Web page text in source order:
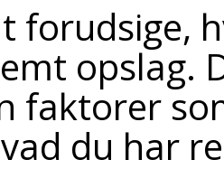
forudsige,
opslag.
faktorer
du har